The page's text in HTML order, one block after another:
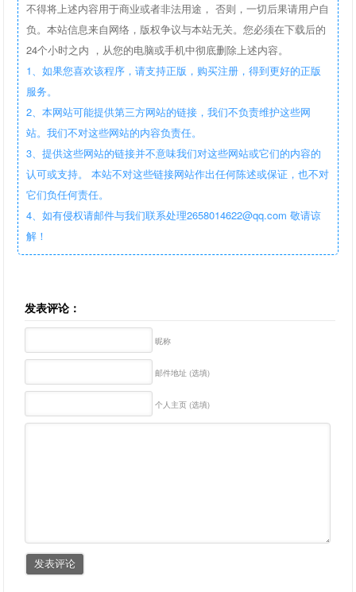
不得将上述内容用于商业或者非法用途， 否则，一切后果请用户自
负。本站信息来自网络，版权争议与本站无关。您必须在下载后的
24个小时之内 ，从您的电脑或手机中彻底删除上述内容。
1、如果您喜欢该程序，请支持正版，购买注册，得到更好的正版
服务。
2、本网站可能提供第三方网站的链接，我们不负责维护这些网
站。我们不对这些网站的内容负责任。
3、提供这些网站的链接并不意味我们对这些网站或它们的内容的
认可或支持。 本站不对这些链接网站作出任何陈述或保证，也不对
它们负任何责任。
4、如有侵权请邮件与我们联系处理2658014622@qq.com 敬请谅
解！
发表评论：
昵称
邮件地址 (选填)
个人主页 (选填)